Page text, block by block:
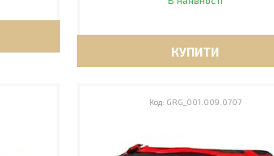
КУПИТИ
GRG_001.009.0707